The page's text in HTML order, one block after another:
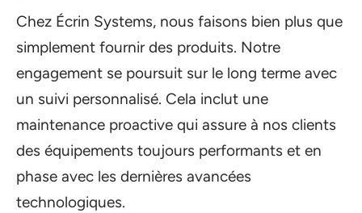
Chez Écrin Systems, nous faisons bien plus que
simplement fournir des produits. Notre
engagement se poursuit sur le long terme avec
un suivi personnalisé. Cela inclut une
maintenance proactive qui assure à nos clients
des équipements toujours performants et en
phase avec les dernières avancées
technologiques.